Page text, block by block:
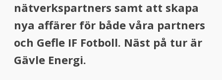
nätverkspartners samt att skapa
nya affärer för både våra partners
och Gefle IF Fotboll. Näst på tur är
Gävle Energi.